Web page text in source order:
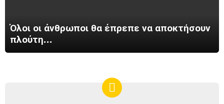
Όλοι οι άνθρωποι θα έπρεπε να αποκτήσουν
πλούτη…